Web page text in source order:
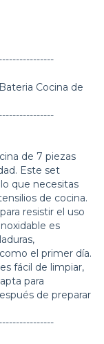
Cocina de
de 7 piezas
Este set
que necesitas
de cocina.
resistir el uso
es
el primer día.
fácil de limpiar,
para
de preparar